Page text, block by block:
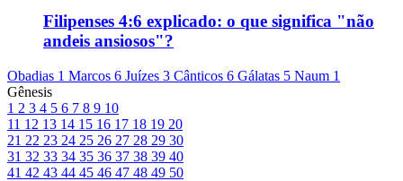
Filipenses 4:6 explicado: o que significa "não
andeis ansiosos"?
Obadias 1 Marcos 6 Juízes 3 Cânticos 6 Gálatas 5 Naum 1
Gênesis
1 2 3 4 5 6 7 8 9 10
11 12 13 14 15 16 17 18 19 20
21 22 23 24 25 26 27 28 29 30
31 32 33 34 35 36 37 38 39 40
41 42 43 44 45 46 47 48 49 50